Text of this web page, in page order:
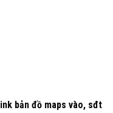
bản đồ maps vào, sđt